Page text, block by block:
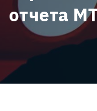
отчета